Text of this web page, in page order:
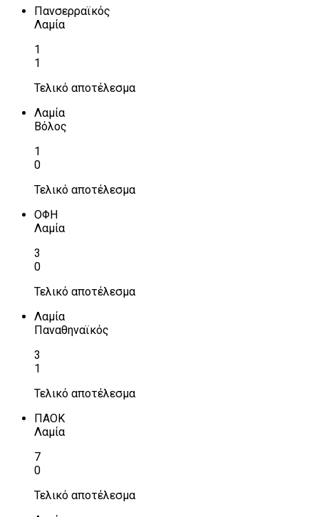
Πανσερραϊκός
Λαμία
1
1
Τελικό αποτέλεσμα
Λαμία
Βόλος
1
0
Τελικό αποτέλεσμα
ΟΦΗ
Λαμία
3
0
Τελικό αποτέλεσμα
Λαμία
Παναθηναϊκός
3
1
Τελικό αποτέλεσμα
ΠΑΟΚ
Λαμία
7
0
Τελικό αποτέλεσμα